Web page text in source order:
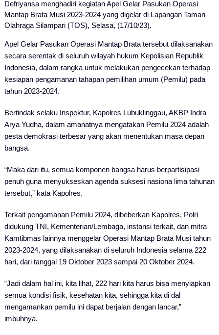
Defriyansa menghadiri kegiatan Apel Gelar Pasukan Operasi
Mantap Brata Musi 2023-2024 yang digelar di Lapangan Taman
Olahraga Silampari (TOS), Selasa, (17/10/23).
Apel Gelar Pasukan Operasi Mantap Brata tersebut dilaksanakan
secara serentak di seluruh wilayah hukum Kepolisian Republik
Indonesia, dalam rangka untuk melakukan pengecekan terhadap
kesiapan pengamanan tahapan pemilihan umum (Pemilu) pada
tahun 2023-2024.
Bertindak selaku Inspektur, Kapolres Lubuklinggau, AKBP Indra
Arya Yudha, dalam amanatnya mengatakan Pemilu 2024 adalah
pesta demokrasi terbesar yang akan menentukan masa depan
bangsa.
“Maka dari itu, semua komponen bangsa harus berpartisipasi
penuh guna menyukseskan agenda suksesi nasiona lima tahunan
tersebut,” kata Kapolres.
Terkait pengamanan Pemilu 2024, dibeberkan Kapolres, Polri
didukung TNI, Kementerian/Lembaga, instansi terkait, dan mitra
Kamtibmas lainnya menggelar Operasi Mantap Brata Musi tahun
2023-2024, yang dilaksanakan di seluruh Indonesia selama 222
hari, dari tanggal 19 Oktober 2023 sampai 20 Oktober 2024.
“Jadi dalam hal ini, kita lihat, 222 hari kita harus bisa menyiapkan
semua kondisi fisik, kesehatan kita, sehingga kita di dal
mengamankan pemilu ini dapat berjalan dengan lancar,”
imbuhnya.